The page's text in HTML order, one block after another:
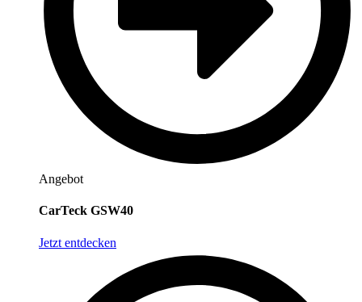
Angebot
CarTeck GSW40
Jetzt entdecken